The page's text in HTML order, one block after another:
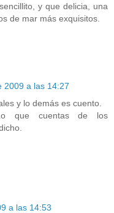
y que delicia, una
de mar más exquisitos.
2009 a las 14:27
y lo demás es cuento.
que cuentas de los
a las 14:53